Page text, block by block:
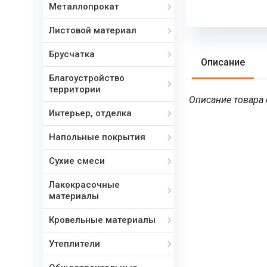
Металлопрокат
Листовой материал
Брусчатка
Благоустройство
территории
Интерьер, отделка
Напольные покрытия
Сухие смеси
Лакокрасочные
материалы
Кровельные материалы
Утеплители
Описание
Описание товара